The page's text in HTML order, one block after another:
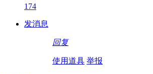
174
发消息
回复
使用道具 举报